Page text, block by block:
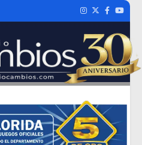
Instagram
TwitterFacebook